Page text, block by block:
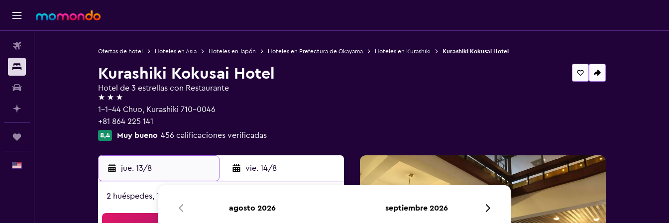
Ofertas de hotel Hoteles en Asia Hoteles en Japón Hoteles en Prefectura de Okayama Hoteles en Kurashiki Kurashiki Kokusai Hotel
Kurashiki Kokusai Hotel
Hotel de 3 estrellas con Restaurante
3 estrellas
1-1-44 Chuo, Kurashiki 710-0046
+81 864 225 141
8,4 Muy bueno 456 calificaciones verificadas
jue. 13/8 - vie. 14/8
2 huéspedes, 1 habitación
agosto 2026 septiembre 2026